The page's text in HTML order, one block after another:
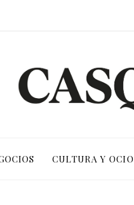
CULTURA Y OCIO